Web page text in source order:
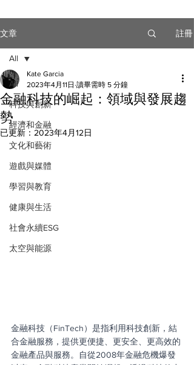
文章 註冊
All
科技與創新
經濟和金融
文化和藝術
遊戲與媒體
學習與教育
健康與生活
社會永續ESG
太空與能源
All
金融科技的崛起：領域與發展趨
勢
Kate Garcia
2023年4月11日 讀畢需時 5 分鐘
已更新： 2023年4月12日
金融科技（FinTech）是指利用科技創新，結
合金融服務，提供更便捷、更安全、更高效的
金融產品與服務。自從2008年金融危機爆發